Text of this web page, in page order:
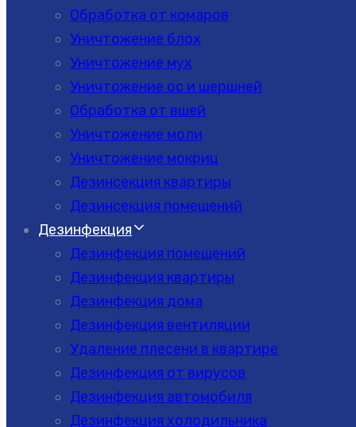
Обработка от комаров
Уничтожение блох
Уничтожение мух
Уничтожение ос и шершней
Обработка от вшей
Уничтожение моли
Уничтожение мокриц
Дезинсекция квартиры
Дезинсекция помещений
Дезинфекция
Дезинфекция помещений
Дезинфекция квартиры
Дезинфекция дома
Дезинфекция вентиляции
Удаление плесени в квартире
Дезинфекция от вирусов
Дезинфекция автомобиля
Дезинфекция холодильника